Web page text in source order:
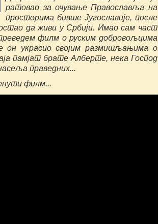
ратовао за очување Православља на
просторима бивше Југославије, после
да живи у Србији. Имао сам част
филм о руским добровољцима
он украсио својим размишљањима о
памјат брате Алберте, нека Господ
праведних...
филм...